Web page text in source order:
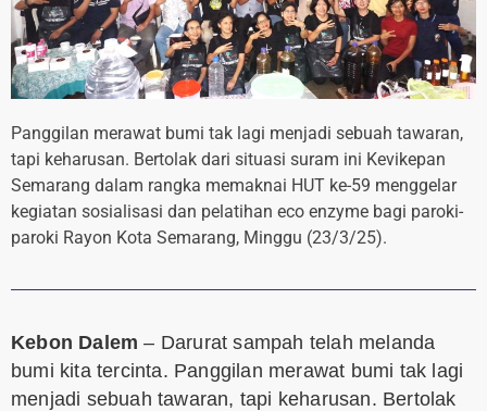
Panggilan merawat bumi tak lagi menjadi sebuah tawaran,
tapi keharusan. Bertolak dari situasi suram ini Kevikepan
Semarang dalam rangka memaknai HUT ke-59 menggelar
kegiatan sosialisasi dan pelatihan eco enzyme bagi paroki-
paroki Rayon Kota Semarang, Minggu (23/3/25).
Kebon Dalem – Darurat sampah telah melanda
bumi kita tercinta. Panggilan merawat bumi tak lagi
menjadi sebuah tawaran, tapi keharusan. Bertolak